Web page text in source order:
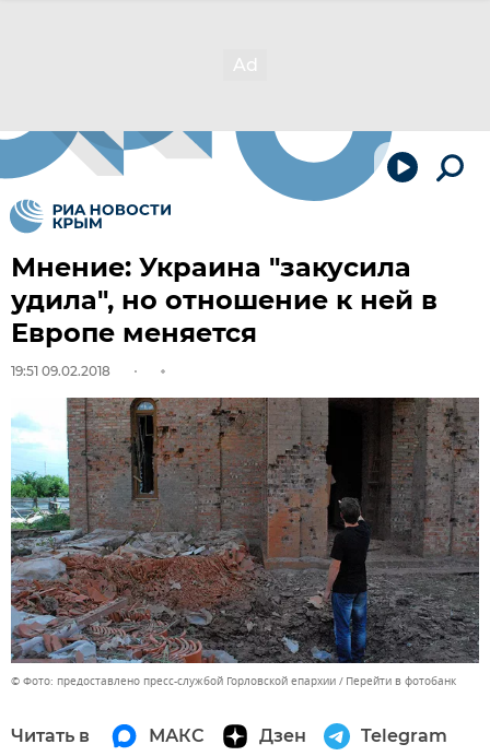
Мнение: Украина "закусила
удила", но отношение к ней в
Европе меняется
19:51 09.02.2018
© Фото: предоставлено пресс-службой Горловской епархии Перейти в фотобанк
Читать в МАКС Дзен Telegram